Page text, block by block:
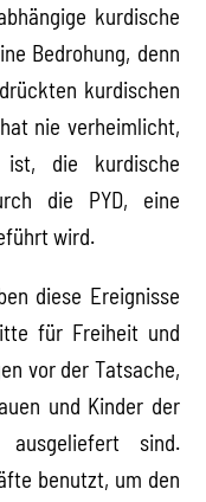
kurdische
Bedrohung, denn
kurdischen
nie verheimlicht,
die kurdische
die PYD, eine
wird.
diese Ereignisse
für Freiheit und
vor der Tatsache,
und Kinder der
sind.
benutzt, um den